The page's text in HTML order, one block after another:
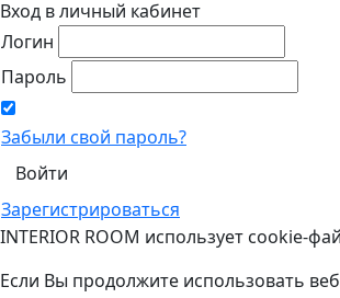
Вход в личный кабинет
Логин
Пароль
Забыли свой пароль?
Зарегистрироваться
INTERIOR ROOM использует cookie-
Если Вы продолжите использовать